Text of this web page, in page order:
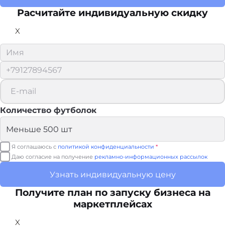
Расчитайте индивидуальную скидку
X
Количество футболок
Я соглашаюсь с политикой конфиденциальности *
Даю согласие на получение рекламно-информационных рассылок
Узнать индивидуальную цену
Получите план по запуску бизнеса на
маркетплейсах
X